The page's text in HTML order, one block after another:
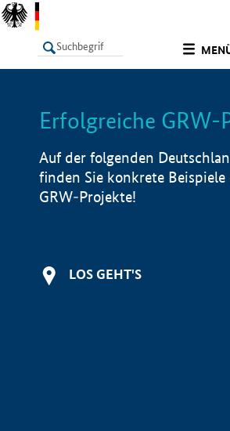
LISTE
Erfolgreiche GRW-
Auf der folgenden
finden Sie konkrete
GRW-Projekte!
LOS GEHT'S